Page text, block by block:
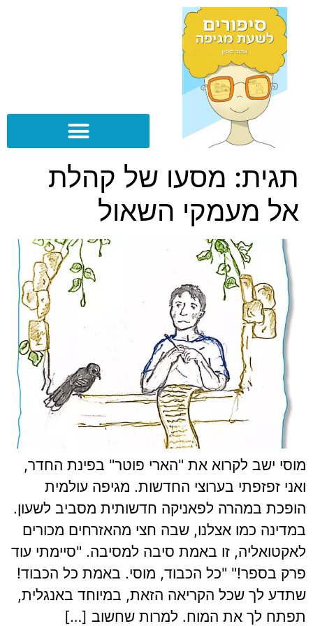
תגית: מסעו של קהלת
אל מעמקי השאול
מוסי ישב לקרוא את "הארי פוטר" בפינת החדר,
ואני זפזפתי בערוצי החדשות. מגיפה עולמית
הופכת במהרה לפאניקה חדשותית מסביב לשעון.
במדינה כמו אצלנו, שבה חצי מהאזרחים מכורים
לאקטואליה, זו באמת סיבה למסיבה. "סיימתי עוד
פרק בספר!" "כל הכבוד, מוסי. באמת כל הכבוד!
שתדע לך שכל הקריאה הזאת, במיוחד באנגלית,
תפתח לך את המוח. למרות שחשוב […]